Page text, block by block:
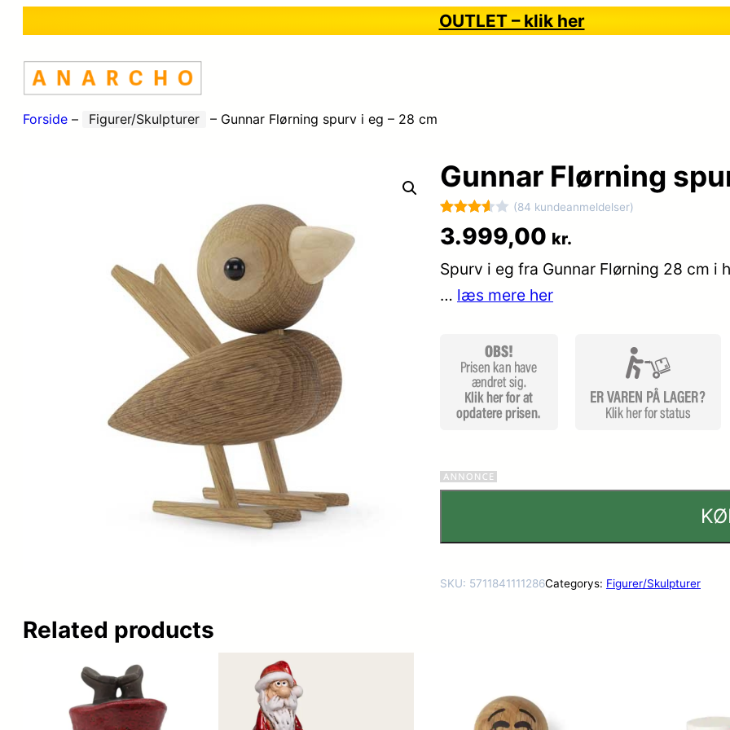
OUTLET – klik her
Forside – Figurer/Skulpturer – Gunnar Flørning spurv i eg – 28 cm
Gunnar Flørning
Bedømt
som
3.6ud
af 5
baseret
84
dømmel
(84 kundeanmeldelser)
3.999,00 kr.
Spurv i eg fra Gunnar Flørning 28 cm i
… læs mere her
SKU: 5711841111286Categorys: Figurer/Skulpturer
Related products